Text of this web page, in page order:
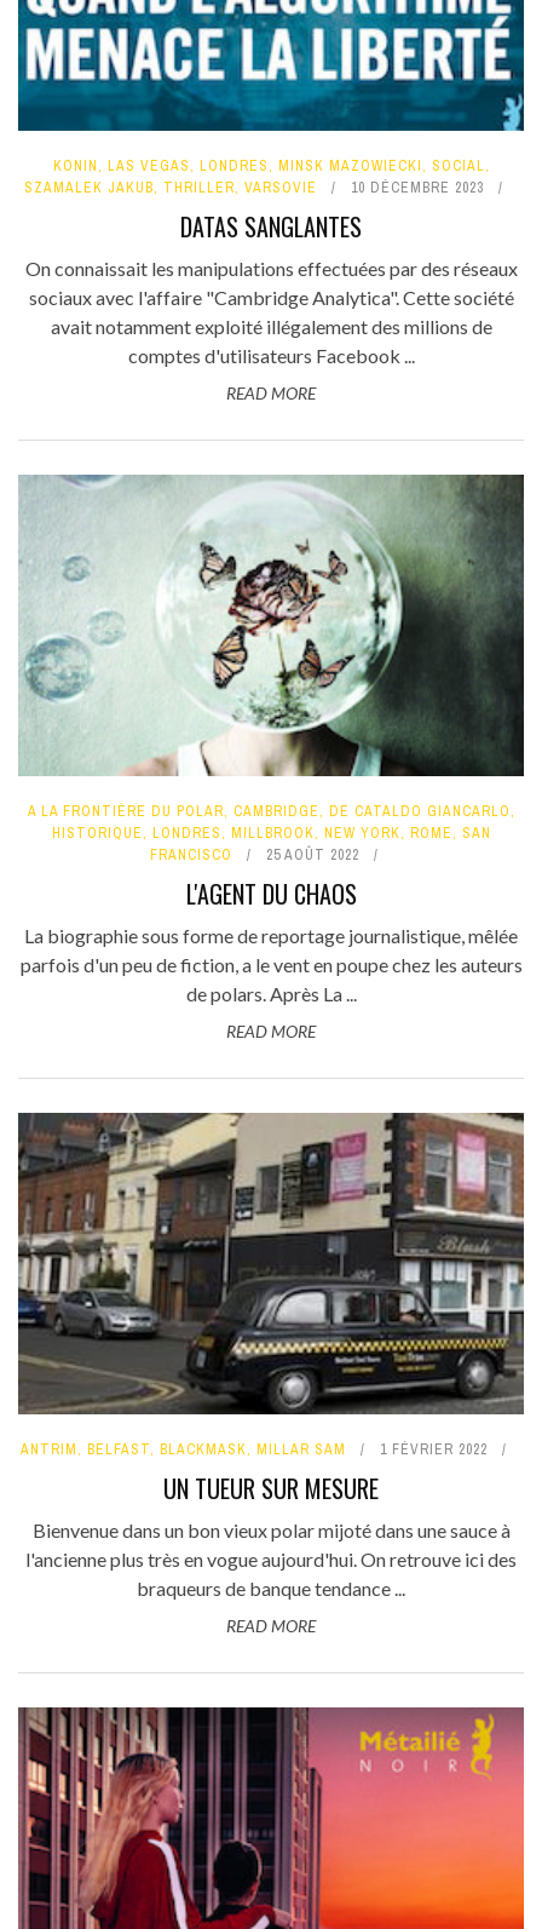
KONIN, LAS VEGAS, LONDRES, MINSK MAZOWIECKI, SOCIAL,
SZAMALEK JAKUB, THRILLER, VARSOVIE 10 DÉCEMBRE 2023
DATAS SANGLANTES
On connaissait les manipulations effectuées par des réseaux
sociaux avec l'affaire "Cambridge Analytica". Cette société
avait notamment exploité illégalement des millions de
comptes d'utilisateurs Facebook ...
READ MORE
A LA FRONTIÈRE DU POLAR, CAMBRIDGE, DE CATALDO GIANCARLO,
HISTORIQUE, LONDRES, MILLBROOK, NEW YORK, ROME, SAN
FRANCISCO
25 AOÛT 2022
L'AGENT DU CHAOS
La biographie sous forme de reportage journalistique, mêlée
parfois d'un peu de fiction, a le vent en poupe chez les auteurs
de polars. Après La ...
READ MORE
ANTRIM, BELFAST, BLACKMASK, MILLAR SAM 1 FÉVRIER 2022
UN TUEUR SUR MESURE
Bienvenue dans un bon vieux polar mijoté dans une sauce à
l'ancienne plus très en vogue aujourd'hui. On retrouve ici des
braqueurs de banque tendance ...
READ MORE